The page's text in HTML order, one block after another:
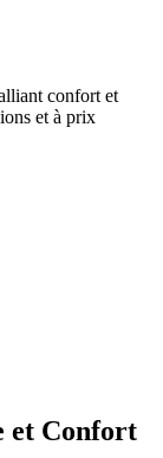
confort et
et à prix
et Confort